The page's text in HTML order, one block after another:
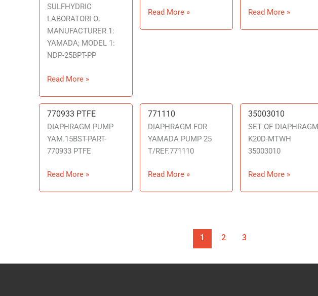
SULFHYDRIC
LABORATORI O;
MANUFACTURER 1:
YAMADA; MODEL 1:
NDP-25BPT-PP
Read More »
Read More » Read More »
770933 PTFE
DIAPHRAGM PUMP
YAM.15BST-PART-
770933 PTFE
770933
PTFE
Read More »
771110
DIAPHRAGM FOR
YAMADA PUMP 25
T/REF.771110
771110
Read More »
35003010
SET OF
K20D-MTWH
35003010
35003010
Read More »
1 2 3